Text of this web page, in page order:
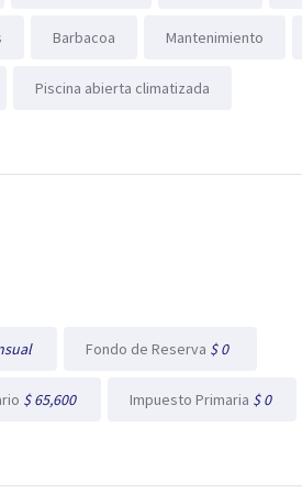
Barbacoa Mantenimiento
Piscina abierta climatizada
Fondo de Reserva $ 0
$ 65,600 Impuesto Primaria $ 0